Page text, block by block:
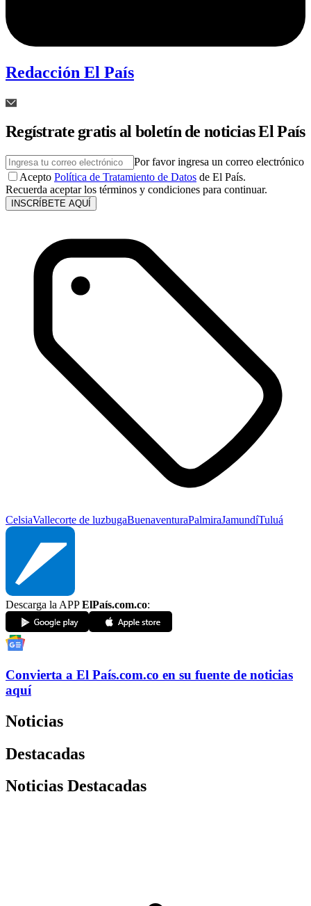
Redacción El País
Regístrate gratis al boletín de noticias El País
Por favor ingresa un correo electrónico
Acepto Política de Tratamiento de Datos de El País.
Recuerda aceptar los términos y condiciones para continuar.
INSCRÍBETE AQUÍ
CelsiaVallecorte de luzbugaBuenaventuraPalmiraJamundíTuluá
Descarga la APPElPaís.com.co:
Convierta a El País.com.co en su fuente de noticias
aquí
Noticias
Destacadas
Noticias Destacadas